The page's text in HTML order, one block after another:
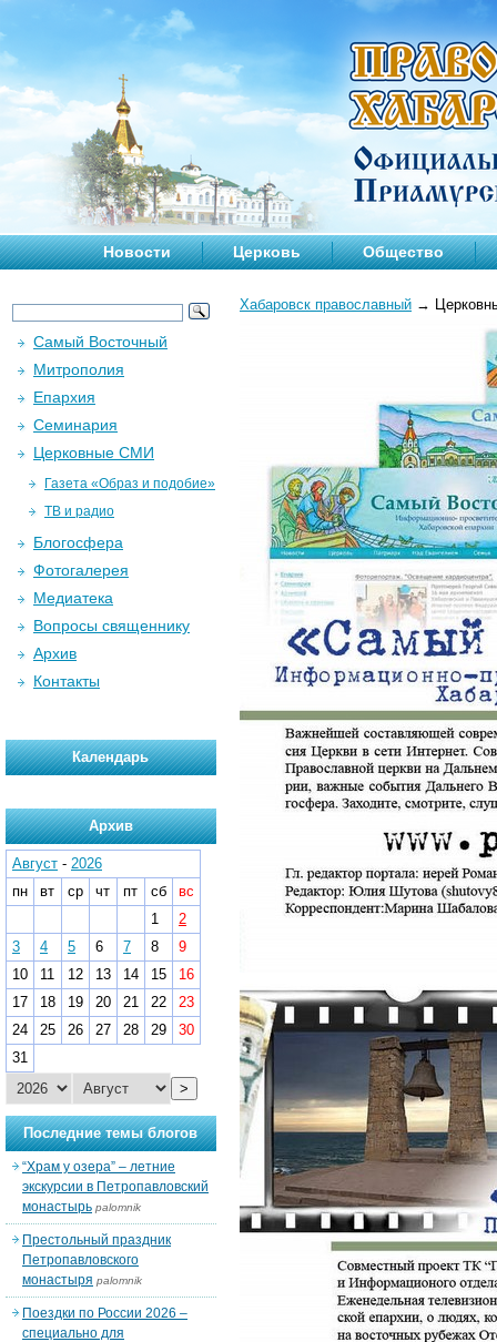
Новости Церковь Общество
Хабаровск православный →
Самый Восточный
Митрополия
Епархия
Семинария
Церковные СМИ
Газета «Образ и подобие»
ТВ и радио
Блогосфера
Фотогалерея
Медиатека
Вопросы священнику
Архив
Контакты
Календарь
Архив
Август - 2026
пн
вт ср чт пт сб
вс
1
2
3
4 5 6 7 8
9
10
11 12 13 14 15
16
17
18 19 20 21 22
23
24
25 26 27 28 29
30
31
>
Последние темы блогов
“Храм у озера” – летние
экскурсии в Петропавловский
монастырь palomnik
Престольный праздник
Петропавловского
монастыря palomnik
Поездки по России 2026 –
специально для